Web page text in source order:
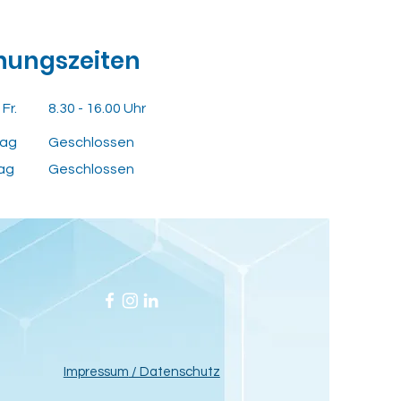
8.30 - 16.00 Uhr
Geschlossen
Geschlossen
Impressum / Datenschutz